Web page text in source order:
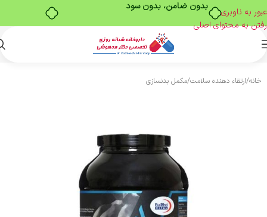
بدون ضامن، بدون سود
عبور به ناوبری
رفتن به محتوای اصلی
خانه/ارتقاء دهنده سلامت/مکمل بدنسازی